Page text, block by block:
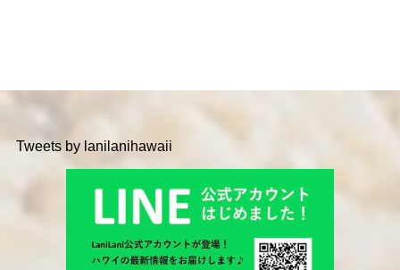
Tweets by lanilanihawaii